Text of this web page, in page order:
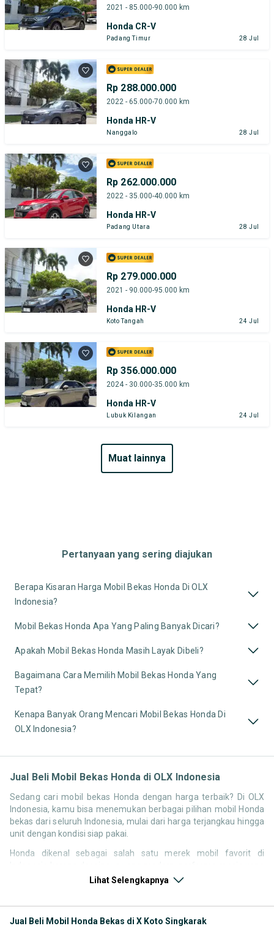
2021 - 85.000-90.000 km
Honda CR-V
Padang Timur 28 Jul
Rp 288.000.000
2022 - 65.000-70.000 km
Honda HR-V
Nanggalo 28 Jul
Rp 262.000.000
2022 - 35.000-40.000 km
Honda HR-V
Padang Utara 28 Jul
Rp 279.000.000
2021 - 90.000-95.000 km
Honda HR-V
Koto Tangah 24 Jul
Rp 356.000.000
2024 - 30.000-35.000 km
Honda HR-V
Lubuk Kilangan 24 Jul
muat lainnya
Pertanyaan yang sering diajukan
Berapa Kisaran Harga Mobil Bekas Honda Di OLX
Indonesia?
Mobil Bekas Honda Apa Yang Paling Banyak Dicari?
Apakah Mobil Bekas Honda Masih Layak Dibeli?
Bagaimana Cara Memilih Mobil Bekas Honda Yang
Tepat?
Kenapa Banyak Orang Mencari Mobil Bekas Honda Di
OLX Indonesia?
Jual Beli Mobil Bekas Honda di OLX Indonesia
Sedang cari mobil bekas Honda dengan harga terbaik? Di OLX
Indonesia, kamu bisa menemukan berbagai pilihan mobil Honda
bekas dari seluruh Indonesia, mulai dari harga terjangkau hingga
unit dengan kondisi siap pakai.
Honda dikenal sebagai salah satu merek mobil favorit di
responsif, serta kenyamanan berkendara. Tidak heran jika
Melalui halaman ini, kamu bisa langsung membandingkan
Lihat Selengkapnya
Jual Beli Mobil Honda Bekas di X Koto Singkarak